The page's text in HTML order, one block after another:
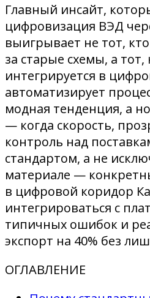
Главный инсайт,
цифровизация ВЭД
выигрывает не тот,
за старые схемы, а
интегрируется в
автоматизирует
модная тенденция, а
— когда скорость,
контроль над
стандартом, а не
материале —
в цифровой коридор
интегрироваться с
типичных ошибок и
экспорт на 40% без
ОГЛАВЛЕНИЕ